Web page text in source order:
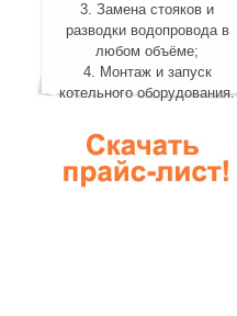
3. Замена стояков и
разводки водопровода в
любом объёме;
4. Монтаж и запуск
котельного оборудования.